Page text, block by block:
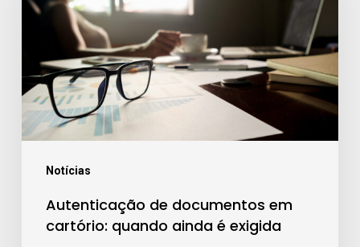
Notícias
em
quando
ainda
é
exigida
Autenticação de documentos em
cartório: quando ainda é exigida